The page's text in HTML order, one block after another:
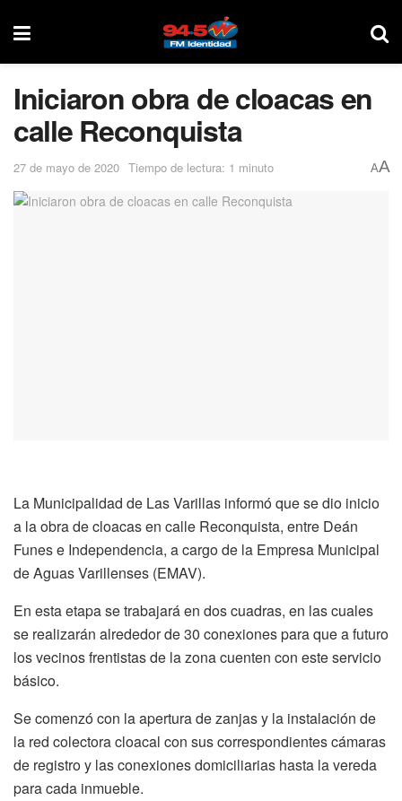
Iniciaron obra de cloacas en
calle Reconquista
27 de mayo de 2020 Tiempo de lectura: 1 minuto AA
La Municipalidad de Las Varillas informó que se dio inicio
a la obra de cloacas en calle Reconquista, entre Deán
Funes e Independencia, a cargo de la Empresa Municipal
de Aguas Varillenses (EMAV).
En esta etapa se trabajará en dos cuadras, en las cuales
se realizarán alrededor de 30 conexiones para que a futuro
los vecinos frentistas de la zona cuenten con este servicio
básico.
Se comenzó con la apertura de zanjas y la instalación de
la red colectora cloacal con sus correspondientes cámaras
de registro y las conexiones domiciliarias hasta la vereda
para cada inmueble.